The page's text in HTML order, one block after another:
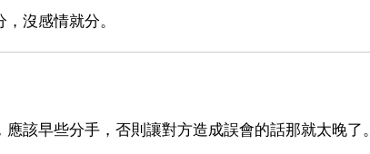
沒感情就分。
該早些分手，否則讓對方造成誤會的話那就太晚了。